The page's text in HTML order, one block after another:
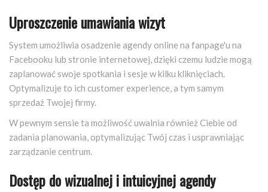
Uproszczenie umawiania wizyt
System umożliwia osadzenie agendy online na fanpage'u na
Facebooku lub stronie internetowej, dzięki czemu ludzie mogą
zaplanować swoje spotkania i sesje w kilku kliknięciach.
Optymalizuje to ich customer experience, a tym samym
sprzedaż Twojej firmy.
W pewnym sensie ta możliwość uwalnia również Ciebie od
zadania planowania, optymalizując Twój czas i usprawniając
zarządzanie centrum.
Dostęp do wizualnej i intuicyjnej agendy